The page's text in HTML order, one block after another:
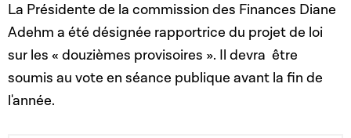
La Présidente de la commission des Finances Diane
Adehm a été désignée rapportrice du projet de loi
sur les « douzièmes provisoires ». Il devra être
soumis au vote en séance publique avant la fin de
l'année.